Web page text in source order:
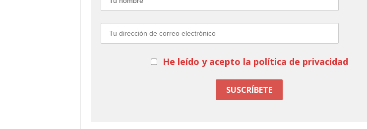
He leído y acepto la política de privacidad